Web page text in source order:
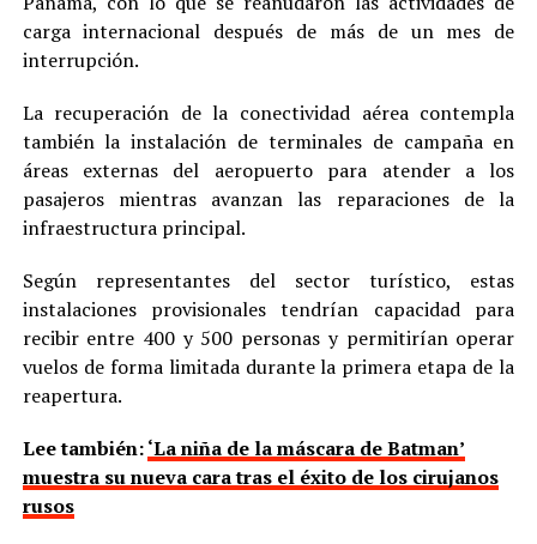
carga internacional después de más de un mes de
interrupción.
La recuperación de la conectividad aérea contempla
también la instalación de terminales de campaña en
áreas externas del aeropuerto para atender a los
pasajeros mientras avanzan las reparaciones de la
infraestructura principal.
Según representantes del sector turístico, estas
instalaciones provisionales tendrían capacidad para
recibir entre 400 y 500 personas y permitirían operar
vuelos de forma limitada durante la primera etapa de la
reapertura.
Lee también:‘La niña de la máscara de Batman’
muestra su nueva cara tras el éxito de los cirujanos
rusos